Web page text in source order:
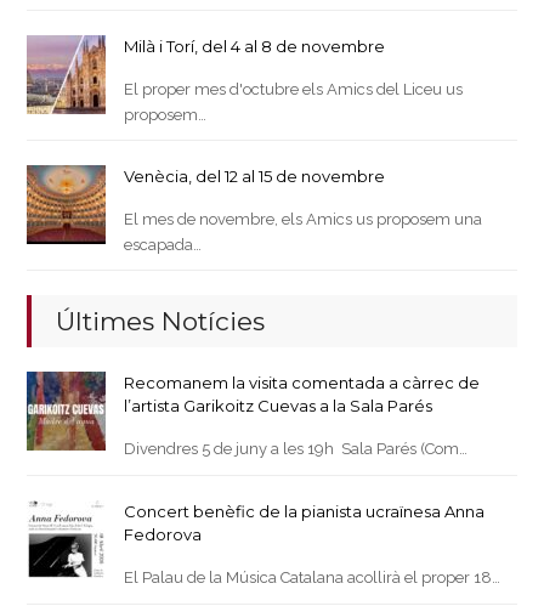
Milà i Torí, del 4 al 8 de novembre
El proper mes d'octubre els Amics del Liceu us
proposem…
Venècia, del 12 al 15 de novembre
El mes de novembre, els Amics us proposem una
escapada…
Últimes Notícies
Recomanem la visita comentada a càrrec de
l’artista Garikoitz Cuevas a la Sala Parés
Divendres 5 de juny a les 19h Sala Parés (Com…
Concert benèfic de la pianista ucraïnesa Anna
Fedorova
El Palau de la Música Catalana acollirà el proper 18…